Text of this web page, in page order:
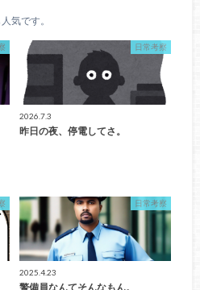
気です。
日常考察
2026.7.3
昨日の夜、停電してさ。
日常考察
2025.4.23
警備員なんてそんなもん。